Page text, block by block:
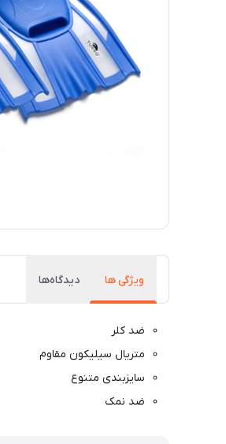
ویژگی ها دیدگاه‌ها
ضد کلر
متریال سیلیکون مقاوم
سایزبندی متنوع
ضد نمک